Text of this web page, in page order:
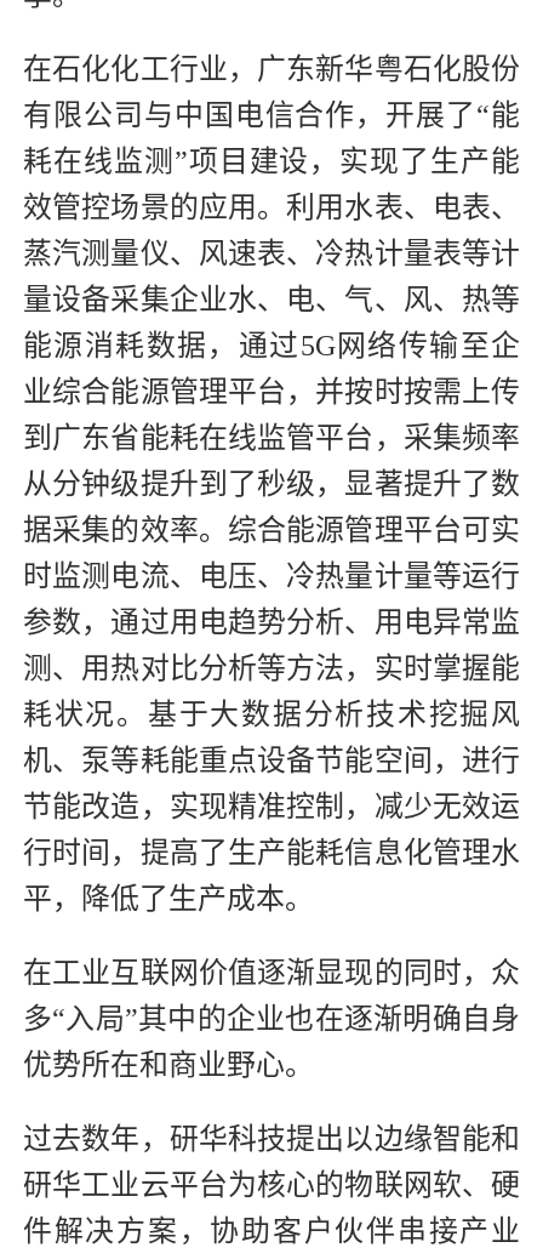
在石化化工行业，广东新华粤石化股份
有限公司与中国电信合作，开展了“能
耗在线监测”项目建设，实现了生产能
效管控场景的应用。利用水表、电表、
蒸汽测量仪、风速表、冷热计量表等计
量设备采集企业水、电、气、风、热等
能源消耗数据，通过5G网络传输至企
业综合能源管理平台，并按时按需上传
到广东省能耗在线监管平台，采集频率
从分钟级提升到了秒级，显著提升了数
据采集的效率。综合能源管理平台可实
时监测电流、电压、冷热量计量等运行
参数，通过用电趋势分析、用电异常监
测、用热对比分析等方法，实时掌握能
耗状况。基于大数据分析技术挖掘风
机、泵等耗能重点设备节能空间，进行
节能改造，实现精准控制，减少无效运
行时间，提高了生产能耗信息化管理水
平，降低了生产成本。
在工业互联网价值逐渐显现的同时，众
多“入局”其中的企业也在逐渐明确自身
优势所在和商业野心。
过去数年，研华科技提出以边缘智能和
研华工业云平台为核心的物联网软、硬
件解决方案，协助客户伙伴串接产业